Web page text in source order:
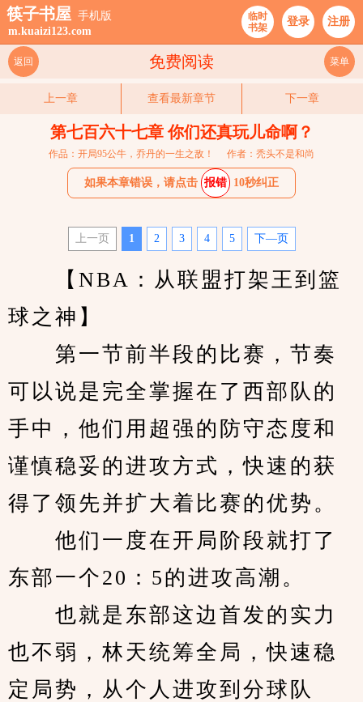
筷子书屋 手机版
m.kuaizi123.com
临时
书架
登录 注册
免费阅读
返回 菜单
上一章 查看最新章节 下一章
第七百六十七章 你们还真玩儿命啊？
作品：开局95公牛，乔丹的一生之敌！ 作者：秃头不是和尚
如果本章错误，请点击 报错 10秒纠正
上一页 1 2 3 4 5 下—页
【NBA：从联盟打架王到篮
球之神】
第一节前半段的比赛，节奏
可以说是完全掌握在了西部队的
手中，他们用超强的防守态度和
谨慎稳妥的进攻方式，快速的获
得了领先并扩大着比赛的优势。
他们一度在开局阶段就打了
东部一个20：5的进攻高潮。
也就是东部这边首发的实力
也不弱，林天统筹全局，快速稳
定局势，从个人进攻到分球队